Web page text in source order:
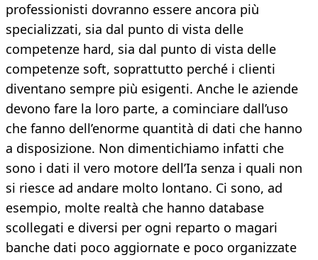
professionisti dovranno essere ancora più
specializzati, sia dal punto di vista delle
competenze hard, sia dal punto di vista delle
competenze soft, soprattutto perché i clienti
diventano sempre più esigenti. Anche le aziende
devono fare la loro parte, a cominciare dall’uso
che fanno dell’enorme quantità di dati che hanno
a disposizione. Non dimentichiamo infatti che
sono i dati il vero motore dell’Ia senza i quali non
si riesce ad andare molto lontano. Ci sono, ad
esempio, molte realtà che hanno database
scollegati e diversi per ogni reparto o magari
banche dati poco aggiornate e poco organizzate